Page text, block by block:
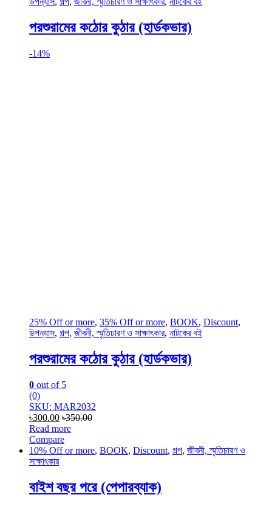
পরশুরামের কঠোর কুঠার (হার্ডকভার)
-14%
25% Off or more, 35% Off or more, BOOK, Discount,
উপন্যাস, গল্প, জীবনী, স্মৃতিচারণ ও সাক্ষাৎকার, নাটকের বই
পরশুরামের কঠোর কুঠার (হার্ডকভার)
0 out of 5
(0)
SKU: MAR2032
৳300.00 ৳350.00
Read more
Compare
10% Off or more, BOOK, Discount, গল্প, জীবনী, স্মৃতিচারণ ও
সাক্ষাৎকার
বাইশ বছর পরে (পেপারব্যাক)